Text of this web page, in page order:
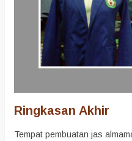
Ringkasan Akhir
Tempat pembuatan jas